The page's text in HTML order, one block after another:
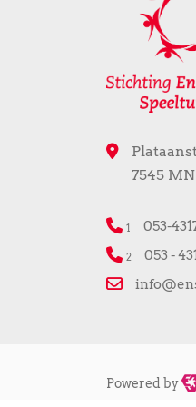
7545
1 053-
2
053 -
Powered by